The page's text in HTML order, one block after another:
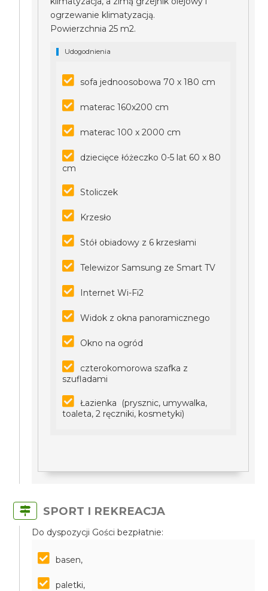
ogrzewanie klimatyzacją.
Powierzchnia 25 m2.
Udogodnienia
sofa jednoosobowa 70 x 180 cm
materac 160x200 cm
materac 100 x 2000 cm
dziecięce łóżeczko 0-5 lat 60 x 80
cm
Stoliczek
Krzesło
Stół obiadowy z 6 krzesłami
Telewizor Samsung ze Smart TV
Internet Wi-Fi2
Widok z okna panoramicznego
Okno na ogród
czterokomorowa szafka z
szufladami
Łazienka (prysznic, umywalka,
toaleta, 2 ręczniki, kosmetyki)
SPORT I REKREACJA
Do dyspozycji Gości bezpłatnie:
basen,
paletki,